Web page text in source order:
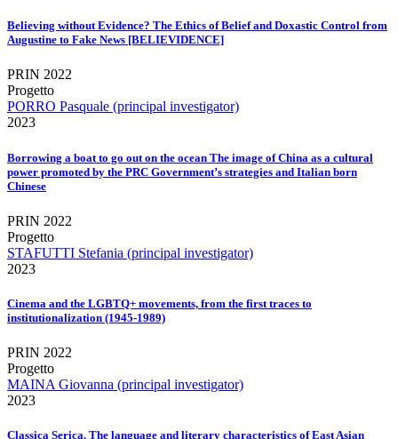
Believing without Evidence? The Ethics of Belief and Doxastic Control from
Augustine to Fake News [BELIEVIDENCE]
PRIN 2022
Progetto
PORRO Pasquale (principal investigator)
2023
Borrowing a boat to go out on the ocean The image of China as a cultural
power promoted by the PRC Government’s strategies and Italian born
Chinese
PRIN 2022
Progetto
STAFUTTI Stefania (principal investigator)
2023
Cinema and the LGBTQ+ movements, from the first traces to
institutionalization (1945-1989)
PRIN 2022
Progetto
MAINA Giovanna (principal investigator)
2023
Classica Serica. The language and literary characteristics of East Asian